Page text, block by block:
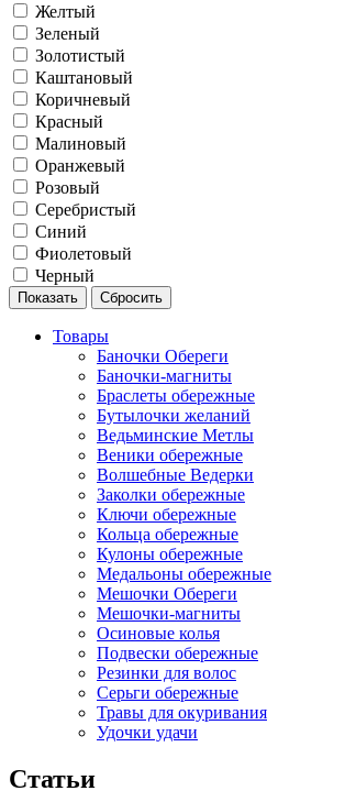
Желтый
Зеленый
Золотистый
Каштановый
Коричневый
Красный
Малиновый
Оранжевый
Розовый
Серебристый
Синий
Фиолетовый
Черный
Товары
Баночки Обереги
Баночки-магниты
Браслеты обережные
Бутылочки желаний
Ведьминские Метлы
Веники обережные
Волшебные Ведерки
Заколки обережные
Ключи обережные
Кольца обережные
Кулоны обережные
Медальоны обережные
Мешочки Обереги
Мешочки-магниты
Осиновые колья
Подвески обережные
Резинки для волос
Серьги обережные
Травы для окуривания
Удочки удачи
Статьи